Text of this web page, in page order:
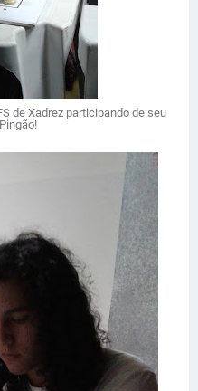
de Xadrez participando de seu